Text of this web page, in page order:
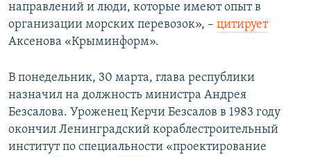
направлений и люди, которые имеют опыт в
организации морских перевозок», – цитирует
Аксенова «Крыминформ».
В понедельник, 30 марта, глава республики
назначил на должность министра Андрея
Безсалова. Уроженец Керчи Безсалов в 1983 году
окончил Ленинградский кораблестроительный
институт по специальности «проектирование